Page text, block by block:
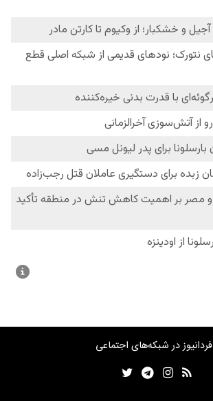
فردانیوز در شبکه‌های اجتماعی